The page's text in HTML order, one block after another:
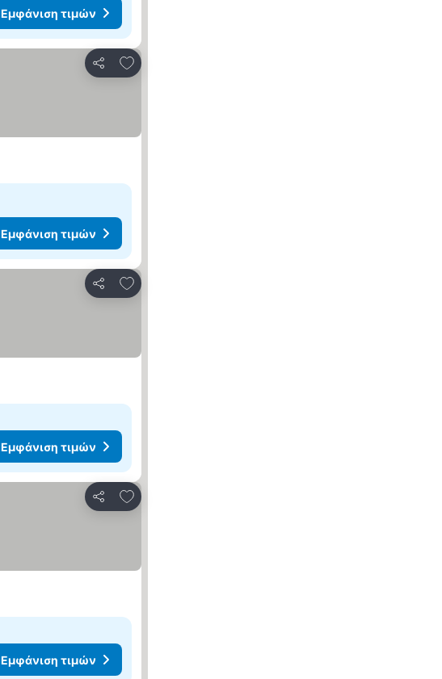
Εμφάνιση τιμών
Κοινοποίηση
Προσθήκη στα αγαπημένα
Εμφάνιση τιμών
Κοινοποίηση
Προσθήκη στα αγαπημένα
Εμφάνιση τιμών
Κοινοποίηση
Προσθήκη στα αγαπημένα
Εμφάνιση τιμών